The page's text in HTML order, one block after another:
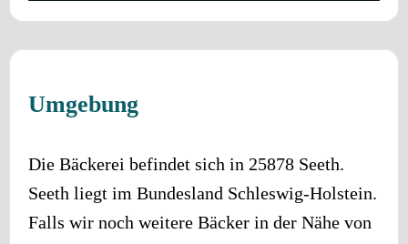
Umgebung
Die Bäckerei befindet sich in 25878 Seeth.
Seeth liegt im Bundesland Schleswig-Holstein.
Falls wir noch weitere Bäcker in der Nähe von